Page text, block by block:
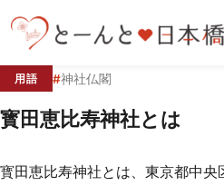
用語 #神社仏閣
寳田恵比寿神社とは
寳田恵比寿神社とは、東京都中央